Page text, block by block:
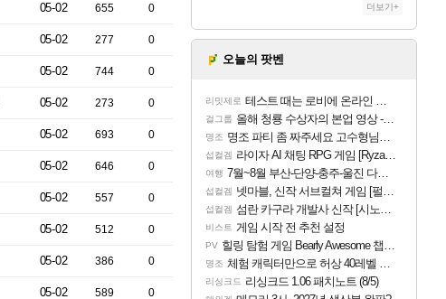
05-02 655 0
05-02 277 0
05-02 744 0
05-02 273 0
05-02 693 0
05-02 646 0
05-02 557 0
05-02 512 0
05-02 386 0
05-02 589 0
더보기+
오늘의 팟벤
리밋제로 테스트 때는 로비에 온라인 기능이 있는데
걸그룹 올해 청룡 수상자의 본업 영상 - 스테이씨 윤
명조 명조 파티 좀 짜주세요 고수형님들…
섭컬겜 라이자 AI 채팅 RPG 게임 [RyzaChat: AI] 공개
여행 7월~8월 부산-단양-충주-울진 다녀왔어요~
섭컬겜 넷마블, 신작 서브컬쳐 게임 [펄 인 블루] 티저 사이트 오픈
섭컬겜 섬란 카구라 개발사 신작 [시노비 넥서스] 연내 출시 예정
비스트 게임 시작 전 추천 설정
PV 힐링 탐험 게임 Bearly Awesome 챕터 1 트레일러
명조 체험 캐릭터만으로 허상 40레벨 하이와티아 5분 컷!｜에이메스·린네·모니에 명함
리싱크드 리싱크드 1.06 패치노트 (8/5)